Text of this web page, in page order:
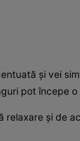
și vei
pot începe
relaxare și de